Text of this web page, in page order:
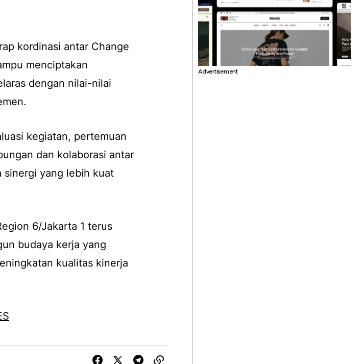
kordinasi antar Change
menciptakan
dengan nilai-nilai
kegiatan, pertemuan
dan kolaborasi antar
sinergi yang lebih kuat
6/Jakarta 1 terus
budaya kerja yang
kualitas kinerja
Advertisement